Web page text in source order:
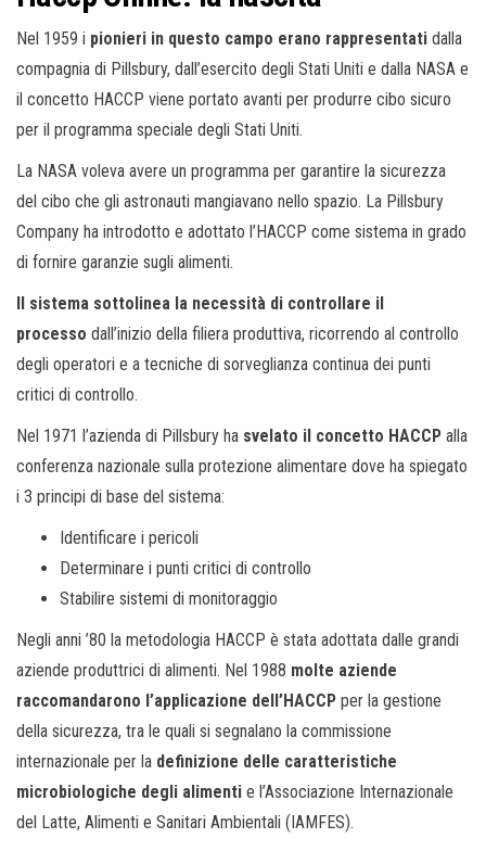
Nel 1959 i pionieri in questo campo erano rappresentati dalla
compagnia di Pillsbury, dall’esercito degli Stati Uniti e dalla NASA e
il concetto HACCP viene portato avanti per produrre cibo sicuro
per il programma speciale degli Stati Uniti.
La NASA voleva avere un programma per garantire la sicurezza
del cibo che gli astronauti mangiavano nello spazio. La Pillsbury
Company ha introdotto e adottato l’HACCP come sistema in grado
di fornire garanzie sugli alimenti.
Il sistema sottolinea la necessità di controllare il
processo dall’inizio della filiera produttiva, ricorrendo al controllo
degli operatori e a tecniche di sorveglianza continua dei punti
critici di controllo.
Nel 1971 l’azienda di Pillsbury ha svelato il concetto HACCP alla
conferenza nazionale sulla protezione alimentare dove ha spiegato
i 3 principi di base del sistema:
Identificare i pericoli
Determinare i punti critici di controllo
Stabilire sistemi di monitoraggio
Negli anni ’80 la metodologia HACCP è stata adottata dalle grandi
aziende produttrici di alimenti. Nel 1988 molte aziende
raccomandarono l’applicazione dell’HACCP per la gestione
della sicurezza, tra le quali si segnalano la commissione
internazionale per la definizione delle caratteristiche
microbiologiche degli alimenti e l’Associazione Internazionale
del Latte, Alimenti e Sanitari Ambientali (IAMFES).